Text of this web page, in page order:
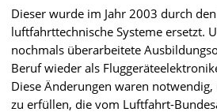
Dieser wurde im Jahr 2003 durch
luftfahrttechnische Systeme ersetzt.
nochmals überarbeitete
Beruf wieder als
Diese Änderungen waren
zu erfüllen, die vom Luftfahrt-